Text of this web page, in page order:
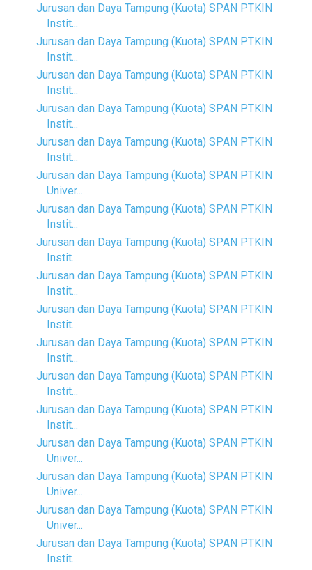
Jurusan dan Daya Tampung (Kuota) SPAN PTKIN
Instit...
Jurusan dan Daya Tampung (Kuota) SPAN PTKIN
Instit...
Jurusan dan Daya Tampung (Kuota) SPAN PTKIN
Instit...
Jurusan dan Daya Tampung (Kuota) SPAN PTKIN
Instit...
Jurusan dan Daya Tampung (Kuota) SPAN PTKIN
Instit...
Jurusan dan Daya Tampung (Kuota) SPAN PTKIN
Univer...
Jurusan dan Daya Tampung (Kuota) SPAN PTKIN
Instit...
Jurusan dan Daya Tampung (Kuota) SPAN PTKIN
Instit...
Jurusan dan Daya Tampung (Kuota) SPAN PTKIN
Instit...
Jurusan dan Daya Tampung (Kuota) SPAN PTKIN
Instit...
Jurusan dan Daya Tampung (Kuota) SPAN PTKIN
Instit...
Jurusan dan Daya Tampung (Kuota) SPAN PTKIN
Instit...
Jurusan dan Daya Tampung (Kuota) SPAN PTKIN
Instit...
Jurusan dan Daya Tampung (Kuota) SPAN PTKIN
Univer...
Jurusan dan Daya Tampung (Kuota) SPAN PTKIN
Univer...
Jurusan dan Daya Tampung (Kuota) SPAN PTKIN
Univer...
Jurusan dan Daya Tampung (Kuota) SPAN PTKIN
Instit...